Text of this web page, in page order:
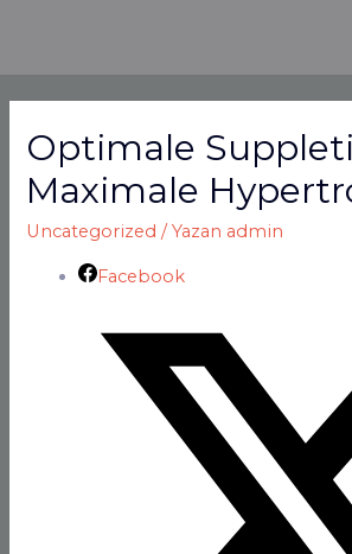
Optimale
Maximale
Uncategorized / Yazan admin
Facebook